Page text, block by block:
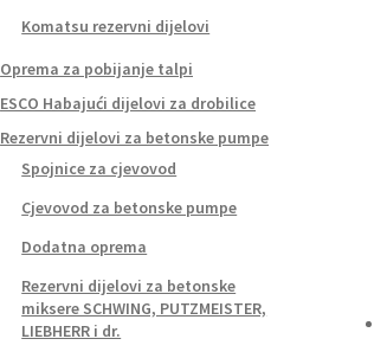
Komatsu rezervni dijelovi
Oprema za pobijanje talpi
ESCO Habajući dijelovi za drobilice
Rezervni dijelovi za betonske pumpe
Spojnice za cjevovod
Cjevovod za betonske pumpe
Dodatna oprema
Rezervni dijelovi za betonske
miksere SCHWING, PUTZMEISTER,
LIEBHERR i dr.